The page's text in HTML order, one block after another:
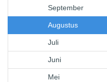
September
Augustus
Juli
Juni
Mei